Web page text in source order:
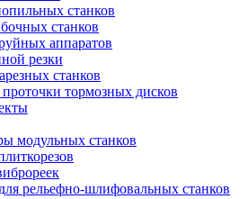
станков
станков
аппаратов
резки
станков
проточки тормозных дисков
модульных станков
рельефно-шлифовальных станков